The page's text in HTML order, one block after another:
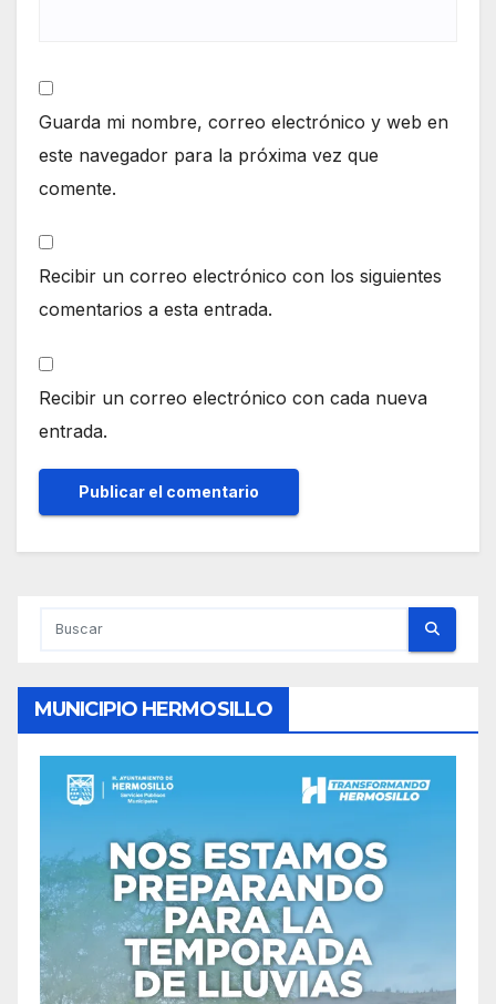
Guarda mi nombre, correo electrónico y web en
este navegador para la próxima vez que
comente.
Recibir un correo electrónico con los siguientes
comentarios a esta entrada.
Recibir un correo electrónico con cada nueva
entrada.
MUNICIPIO HERMOSILLO